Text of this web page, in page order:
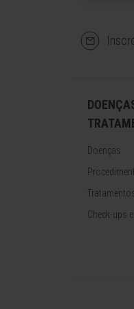
Doenças
Check-ups